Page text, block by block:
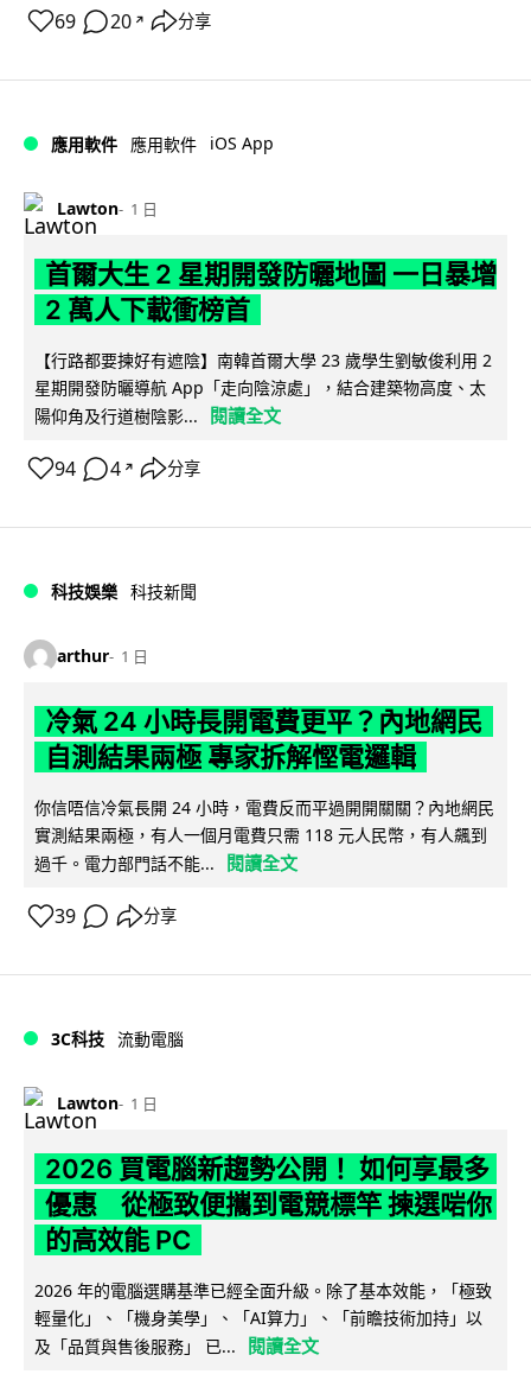
69 20 ↗ 分享
應用軟件 應用軟件 iOS App
Lawton 1 日
首爾大生 2 星期開發防曬地圖 一日暴增
2 萬人下載衝榜首
【行路都要揀好有遮陰】南韓首爾大學 23 歲學生劉敏俊利用 2
星期開發防曬導航 App「走向陰涼處」，結合建築物高度、太
陽仰角及行道樹陰影...
閱讀全文
94 4 ↗ 分享
科技娛樂 科技新聞
arthur 1 日
冷氣 24 小時長開電費更平？內地網民
自測結果兩極 專家拆解慳電邏輯
你信唔信冷氣長開 24 小時，電費反而平過開開關關？內地網民
實測結果兩極，有人一個月電費只需 118 元人民幣，有人飆到
過千。電力部門話不能...
閱讀全文
39 分享
3C科技 流動電腦
Lawton 1 日
2026 買電腦新趨勢公開！ 如何享最多
優惠 從極致便攜到電競標竿 揀選啱你
的高效能 PC
2026 年的電腦選購基準已經全面升級。除了基本效能，「極致
輕量化」、「機身美學」、「AI算力」、「前瞻技術加持」以
及「品質與售後服務」 已...
閱讀全文